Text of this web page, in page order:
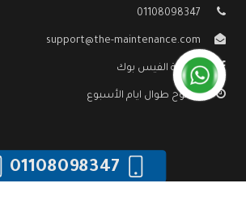
01108098347
support@the-maintenance.com
صفحة الفيس بوك
مفتوح طوال ايام الأسبوع
01108098347